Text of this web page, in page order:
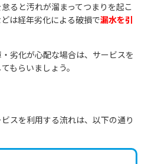
ると汚れが溜まってつまりを起こ
は経年劣化による破損で漏水を引
劣化が心配な場合は、サービスを
もらいましょう。
スを利用する流れは、以下の通り